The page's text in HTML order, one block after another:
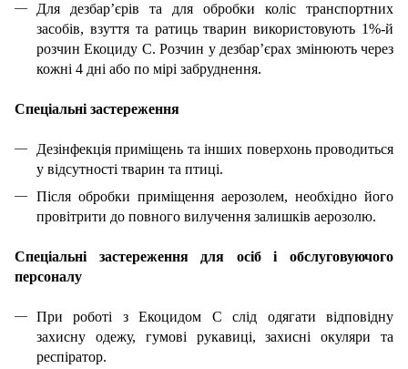
Для дезбар’єрів та для обробки коліс транспортних
засобів, взуття та ратиць тварин використовують 1%-й
розчин Екоциду С. Розчин у дезбар’єрах змінюють через
кожні 4 дні або по мірі забруднення.
Спеціальні застереження
Дезінфекція приміщень та інших поверхонь проводиться
у відсутності тварин та птиці.
Після обробки приміщення аерозолем, необхідно його
провітрити до повного вилучення залишків аерозолю.
Спеціальні застереження для осіб і обслуговуючого
персоналу
При роботі з Екоцидом С слід одягати відповідну
захисну одежу, гумові рукавиці, захисні окуляри та
респіратор.